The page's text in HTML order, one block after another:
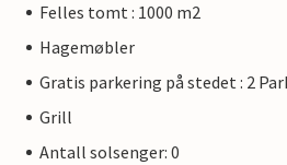
Felles tomt : 1000 m2
Hagemøbler
Gratis parkering på stedet : 2
Grill
Antall solsenger: 0